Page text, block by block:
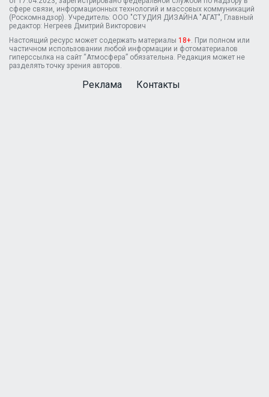
сфере связи, информационных технологий и массовых коммуникаций
(Роскомнадзор). Учредитель: ООО "СТУДИЯ ДИЗАЙНА "АГАТ", Главный
редактор: Негреев Дмитрий Викторович
Настоящий ресурс может содержать материалы 18+. При полном или
частичном использовании любой информации и фотоматериалов
гиперссылка на сайт “Атмосфера” обязательна. Редакция может не
разделять точку зрения авторов.
Реклама Контакты